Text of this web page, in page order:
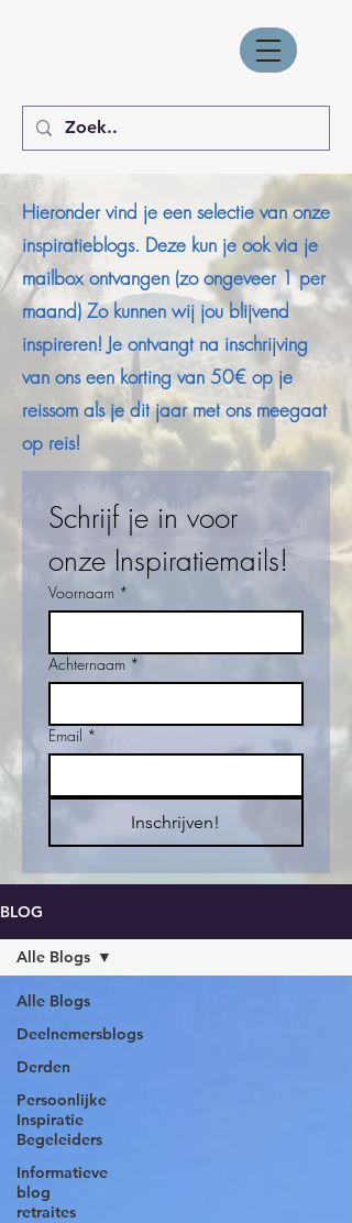
Hieronder vind je een selectie van onze
inspiratieblogs. Deze kun je ook via je
mailbox ontvangen (zo ongeveer 1 per
maand) Zo kunnen wij jou blijvend
inspireren! Je ontvangt na inschrijving
van ons een korting van 50€ op je
reissom als je dit jaar met ons meegaat
op reis!
Schrijf je in voor
onze Inspiratiemails!
Voornaam *
Achternaam *
Email *
Inschrijven!
BLOG
Alle Blogs
Deelnemersblogs
Derden
Persoonlijke
Inspiratie
Begeleiders
Informatieve
blog
retraites
Alle Blogs